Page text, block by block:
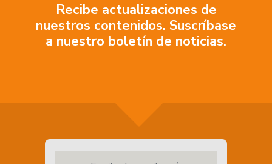
Recibe actualizaciones de
nuestros contenidos. Suscríbase
a nuestro boletín de noticias.